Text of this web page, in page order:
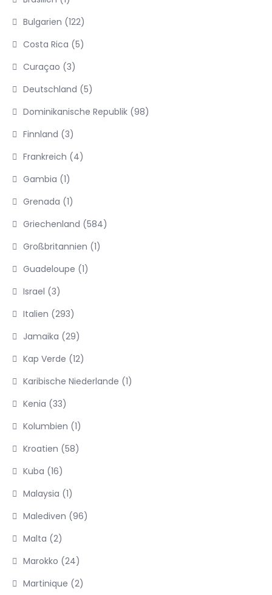
Bulgarien (122)
Costa Rica (5)
Curaçao (3)
Deutschland (5)
Dominikanische Republik (98)
Finnland (3)
Frankreich (4)
Gambia (1)
Grenada (1)
Griechenland (584)
Großbritannien (1)
Guadeloupe (1)
Israel (3)
Italien (293)
Jamaika (29)
Kap Verde (12)
Karibische Niederlande (1)
Kenia (33)
Kolumbien (1)
Kroatien (58)
Kuba (16)
Malaysia (1)
Malediven (96)
Malta (2)
Marokko (24)
Martinique (2)